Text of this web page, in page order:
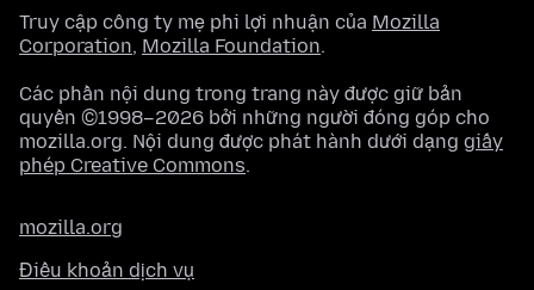
Truy cập công ty mẹ phi lợi nhuận của Mozilla
Corporation, Mozilla Foundation.
Các phần nội dung trong trang này được giữ bản
quyền ©1998–2026 bởi những người đóng góp cho
mozilla.org. Nội dung được phát hành dưới dạng giấy
phép Creative Commons.
mozilla.org
Điều khoản dịch vụ